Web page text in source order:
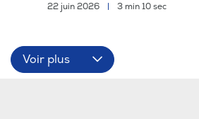
22 juin 2026 3 min 10 sec
Voir plus